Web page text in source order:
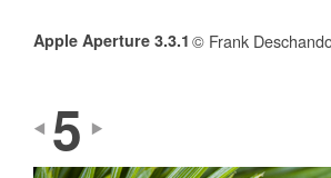
Apple Aperture 3.3.1 © Frank
5